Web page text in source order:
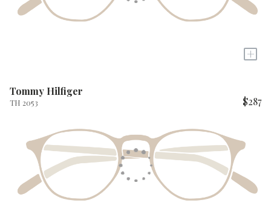
+
Tommy Hilfiger
TH 2053 $287